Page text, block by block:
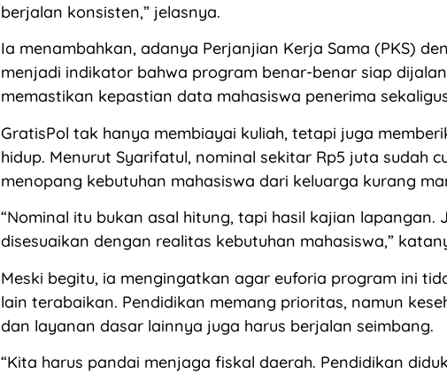
berjalan konsisten,” jelasnya.
Ia menambahkan, adanya Perjanjian Kerja Sama (PKS)
menjadi indikator bahwa program benar-benar siap
memastikan kepastian data mahasiswa penerima
GratisPol tak hanya membiayai kuliah, tetapi juga
hidup. Menurut Syarifatul, nominal sekitar Rp5 juta sudah
menopang kebutuhan mahasiswa dari keluarga kurang
“Nominal itu bukan asal hitung, tapi hasil kajian lapangan.
disesuaikan dengan realitas kebutuhan mahasiswa,”
Meski begitu, ia mengingatkan agar euforia program ini
lain terabaikan. Pendidikan memang prioritas, namun
dan layanan dasar lainnya juga harus berjalan seimbang.
“Kita harus pandai menjaga fiskal daerah. Pendidikan